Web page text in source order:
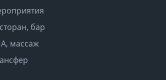
бар
массаж